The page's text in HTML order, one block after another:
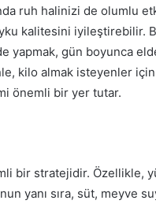
ruh halinizi de olumlu
kalitesini iyileştirebilir.
yapmak, gün boyunca
kilo almak isteyenler
önemli bir yer tutar.
bir stratejidir. Özellikle,
yanı sıra, süt, meyve